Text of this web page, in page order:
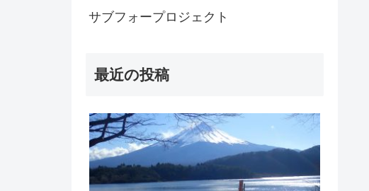
サブフォープロジェクト
最近の投稿